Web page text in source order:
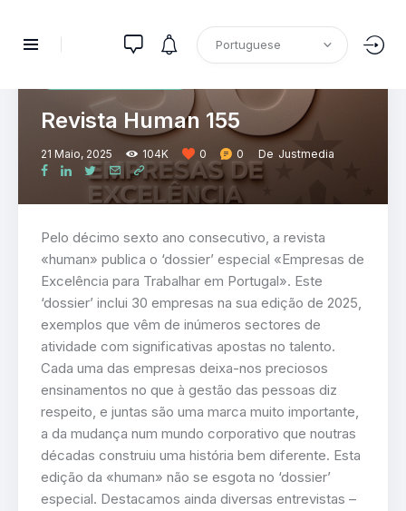
HUMAN PUBLICAÇÕES
Revista Human 155
21 Maio, 2025 104K 0 0 De Justmedia
Pelo décimo sexto ano consecutivo, a revista
«human» publica o ‘dossier’ especial «Empresas de
Excelência para Trabalhar em Portugal». Este
‘dossier’ inclui 30 empresas na sua edição de 2025,
exemplos que vêm de inúmeros sectores de
atividade com significativas apostas no talento.
Cada uma das empresas deixa-nos preciosos
ensinamentos no que à gestão das pessoas diz
respeito, e juntas são uma marca muito importante,
a da mudança num mundo corporativo que noutras
décadas construiu uma história bem diferente. Esta
edição da «human» não se esgota no ‘dossier’
especial. Destacamos ainda diversas entrevistas –